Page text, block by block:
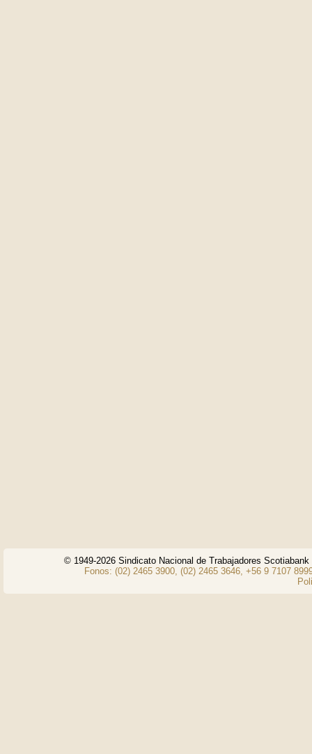
© 1949-2026 Sindicato Nacional de Trabajadores
Fonos: (02) 2465 3900, (02) 2465 3646, +56 9 7107